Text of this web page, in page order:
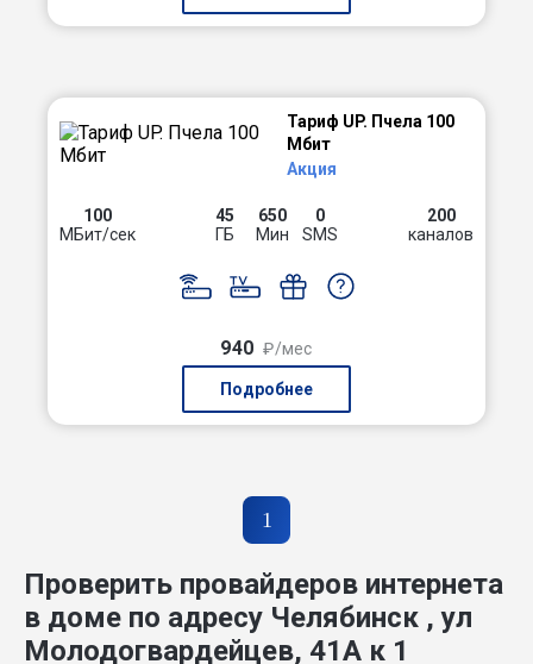
Тариф UP. Пчела 100
Мбит
Акция
100
МБит/сек
45
ГБ
650
Мин
0
SMS
200
каналов
940 ₽/мес
Подробнее
1
Проверить провайдеров интернета
в доме по адресу Челябинск , ул
Молодогвардейцев, 41А к 1